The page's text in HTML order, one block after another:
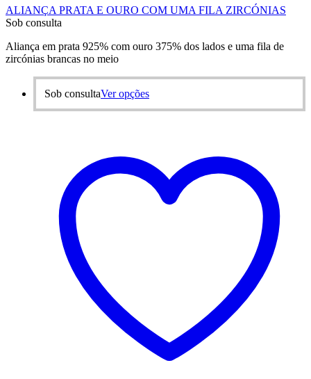
ALIANÇA PRATA E OURO COM UMA FILA ZIRCÓNIAS
Sob consulta
Aliança em prata 925% com ouro 375% dos lados e uma fila de
zircónias brancas no meio
Sob consultaVer opçõesThis
options
may
be
chosen